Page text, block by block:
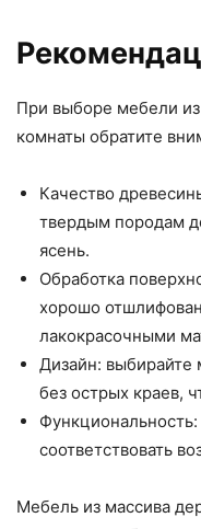
При выборе мебели
комнаты обратите
Качество
твердым породам
ясень.
Обработка
хорошо
лакокрасочными
Дизайн: выбирайте
без острых краев,
соответствовать
Мебель из массива